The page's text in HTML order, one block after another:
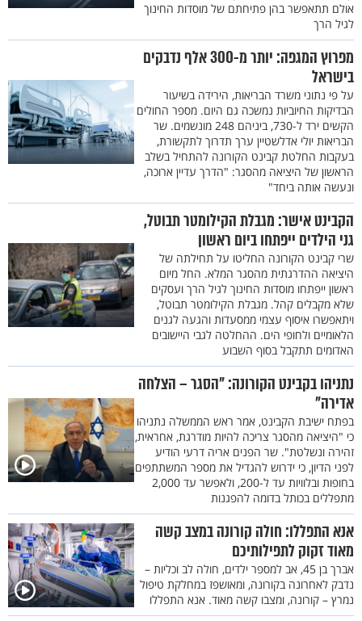
אולם תתאפשר בהן פתיחתם של מוסדות החינוך
לגיל הרך
מפרוץ המגפה: יותר מ-300 אלף נדבקים
בישראל
על פי נתוני משרד הבריאות, הירידה בשיעור
הבדיקות החיוביות נמשכה גם היום. מספר החולים
הקשים ירד ל-730, ביניהם 248 מונשמים. שר
הבריאות יולי אדלשטיין ערך תדרוך לתקשורת,
בעקבות החלטת קבינט הקורונה להתחיל בשלב
הראשון של היציאה מהסגר: "הדרך עדיין ארוכה,
ונעשה אותה ביחד"
הקבינט אישר: מגבלת הקילומטר תבוטל,
גני הילדים ייפתחו ביום ראשון
שרי קבינט הקורונה החליטו על תחילתה של
היציאה ההדרגתית מהסגר המלא. החל מיום
ראשון ייפתחו מוסדות החינוך לגיל הרך ועסקים
שלא מקבלים קהל. מגבלת הקילומטר תבוטל,
ויתאפשרו איסוף עצמי ממסעדות והגעה לגנים
הלאומיים ולחופי הים. ההחלטה לגבי היישובים
האדומים תתקבל בסוף השבוע
נתניהו בקבינט הקורונה: "הסגר – הצלחה
אדירה"
בפתח ישיבת הקבינט, אמר ראש הממשלה נתניהו
כי "היציאה מהסגר צריכה להיות מודרגת, אחראית,
זהירה ונשלטת". שר הפנים אריה דרעי הודיע
לפני הדיון, כי ידרוש להגדיל את מספר המשתתפים
בחופות ובלוויות עד ל-200, ולאפשר עד 2,000
מתפללים בכותל בדומה להפגנות
אנא התפללו: חולה קורונה במצב קשה
מאוד זקוק לתפילותיכם
אברך בן 45, אב למספר ילדים, חולה לב וכליות –
נדבק לאחרונה בקורונה, ומאושפז במחלקת טיפול
נמרץ – קורונה, ומצבו קשה מאוד. אנא התפללו